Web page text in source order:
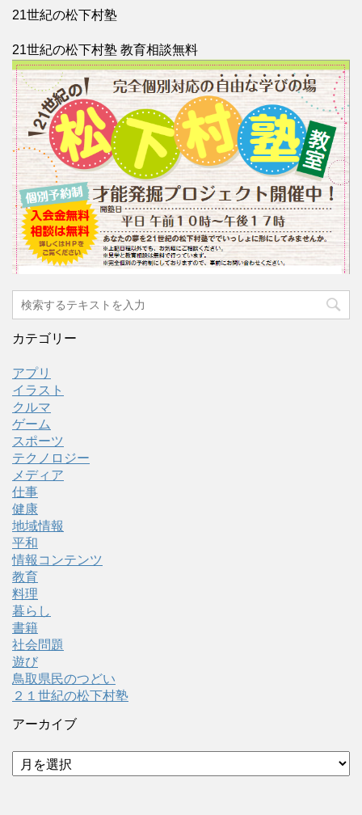
21世紀の松下村塾
21世紀の松下村塾 教育相談無料
カテゴリー
アプリ
イラスト
クルマ
ゲーム
スポーツ
テクノロジー
メディア
仕事
健康
地域情報
平和
情報コンテンツ
教育
料理
暮らし
書籍
社会問題
遊び
鳥取県民のつどい
２１世紀の松下村塾
アーカイブ
ア
ー